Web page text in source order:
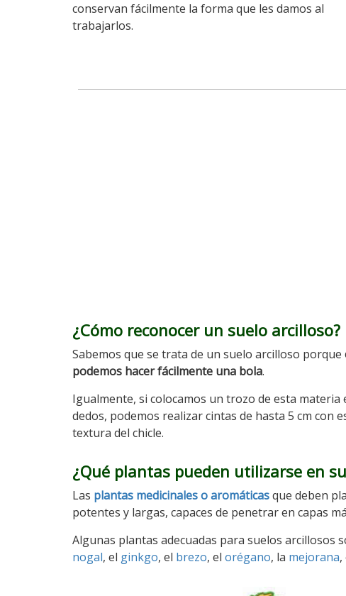
conservan fácilmente la forma que les damos al
trabajarlos.
¿Cómo reconocer un suelo arcilloso?
Sabemos que se trata de un suelo arcilloso porque
podemos hacer fácilmente una bola.
Igualmente, si colocamos un trozo de esta
dedos, podemos realizar cintas de hasta 5 cm con
textura del chicle.
¿Qué plantas pueden utilizarse en
Las plantas medicinales o aromáticasque deben
potentes y largas, capaces de penetrar en capas
Algunas plantas adecuadas para suelos arcillosos
nogal, el ginkgo, el brezo, el orégano, la mejorana,